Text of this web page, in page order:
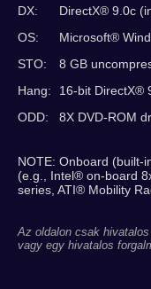
DX:
DirectX® 9.0c
OS:
Microsoft®
STO:
8 GB
Hang:
16-bit DirectX®
ODD:
8X DVD-ROM
NOTE: Onboard (built-
(e.g., Intel® on-board
series, ATI® Mobility
Az oldalon csak
vagy egy hivatalos